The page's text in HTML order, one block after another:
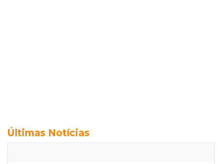
Últimas Notícias